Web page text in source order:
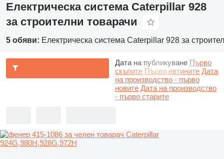
Електрическа система Caterpillar 928
за строителни товарачи
5 обяви: Електрическа система Caterpillar 928 за
Дата на публикуване Първо
скъпите Първо евтините Дата
на производство - първо
новите Дата на производство
- първо старите